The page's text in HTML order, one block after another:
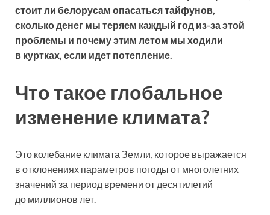
стоит ли белорусам опасаться тайфунов,
сколько денег мы теряем каждый год из-за этой
проблемы и почему этим летом мы ходили
в куртках, если идет потепление.
Что такое глобальное
изменение климата?
Это колебание климата Земли, которое выражается
в отклонениях параметров погоды от многолетних
значений за период времени от десятилетий
до миллионов лет.